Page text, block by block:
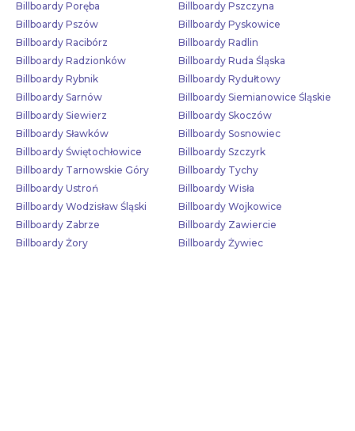
Billboardy Poręba
Billboardy Pszczyna
Billboardy Pszów
Billboardy Pyskowice
Billboardy Racibórz
Billboardy Radlin
Billboardy Radzionków
Billboardy Ruda Śląska
Billboardy Rybnik
Billboardy Rydułtowy
Billboardy Sarnów
Billboardy Siemianowice Śląskie
Billboardy Siewierz
Billboardy Skoczów
Billboardy Sławków
Billboardy Sosnowiec
Billboardy Świętochłowice
Billboardy Szczyrk
Billboardy Tarnowskie Góry
Billboardy Tychy
Billboardy Ustroń
Billboardy Wisła
Billboardy Wodzisław Śląski
Billboardy Wojkowice
Billboardy Zabrze
Billboardy Zawiercie
Billboardy Żory
Billboardy Żywiec